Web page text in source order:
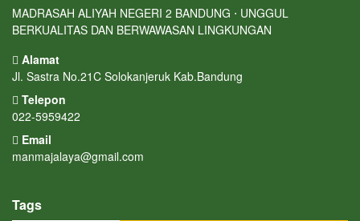
MADRASAH ALIYAH NEGERI 2 BANDUNG ⋅ UNGGUL
BERKUALITAS DAN BERWAWASAN LINGKUNGAN
Alamat
Jl. Sastra No.21C Solokanjeruk Kab.Bandung
Telepon
022-5959422
Email
manmajalaya@gmail.com
Tags